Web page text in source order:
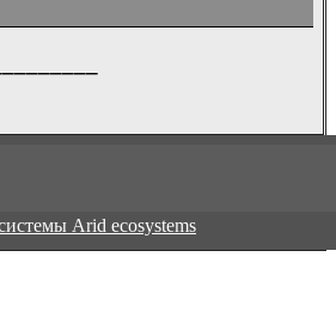
Arid ecosystems